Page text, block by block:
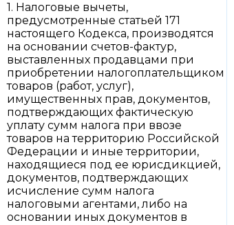
1. Налоговые вычеты,
предусмотренные статьей 171
настоящего Кодекса, производятся
на основании счетов-фактур,
выставленных продавцами при
приобретении налогоплательщиком
товаров (работ, услуг),
имущественных прав, документов,
подтверждающих фактическую
уплату сумм налога при ввозе
товаров на территорию Российской
Федерации и иные территории,
находящиеся под ее юрисдикцией,
документов, подтверждающих
исчисление сумм налога
налоговыми агентами, либо на
основании иных документов в